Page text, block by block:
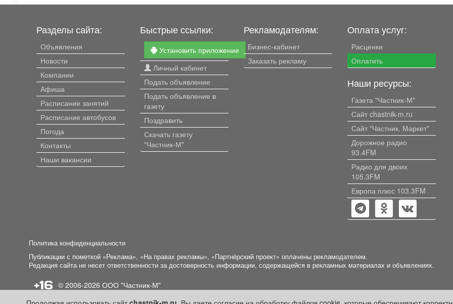
Разделы сайта:
Объявления
Новости
Компании
Афиша
Расписание занятий
Расписание автобусов
Погода
Контакты
Наши вакансии
Быстрые ссылки:
Установить приложение
Личный кабинет
Подать объявление
Подать объявление в
газету
Поздравить
Скачать газету
"Частник-М"
Рекламодателям:
Бизнес-кабинет
Заказать рекламу
Оплата услуг:
Расценки
Оплатить
Наши ресурсы:
Газета "Частник-М"
Сайт chastnik-m.ru
Сайт "Частник. Маркет"
Дорожное радио
93.4FM
Радио для двоих
105.3FM
Европа плюс 103.3FM
Политика конфиденциальности
Публикации с пометкой «Реклама», «На правах рекламы», «Партнёрский проект» оплачены рекламодателем.
Редакция сайта не несет ответственности за достоверность информации, содержащейся в рекламных материалах и объявлениях.
+16 © 2006-2026 ООО "Частник-М"